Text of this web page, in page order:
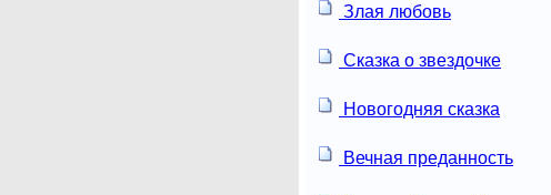
Злая любовь
Сказка о звездочке
Новогодняя сказка
Вечная преданность